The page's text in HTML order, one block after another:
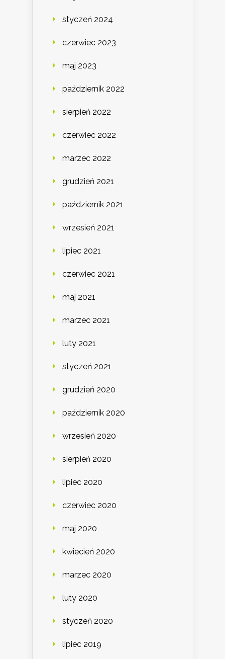
styczeń 2024
czerwiec 2023
maj 2023
październik 2022
sierpień 2022
czerwiec 2022
marzec 2022
grudzień 2021
październik 2021
wrzesień 2021
lipiec 2021
czerwiec 2021
maj 2021
marzec 2021
luty 2021
styczeń 2021
grudzień 2020
październik 2020
wrzesień 2020
sierpień 2020
lipiec 2020
czerwiec 2020
maj 2020
kwiecień 2020
marzec 2020
luty 2020
styczeń 2020
lipiec 2019